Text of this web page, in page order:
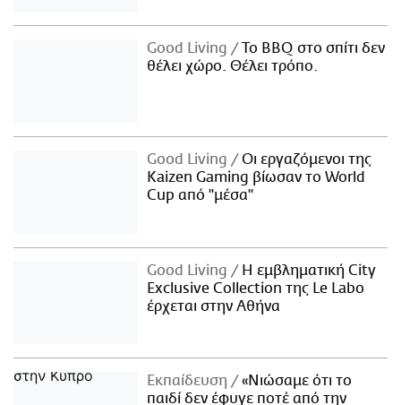
Good Living
Το BBQ στο σπίτι δεν
θέλει χώρο. Θέλει τρόπο.
Good Living
Οι εργαζόμενοι της
Kaizen Gaming βίωσαν το World
Cup από "μέσα"
Good Living
Η εμβληματική City
Exclusive Collection της Le Labo
έρχεται στην Αθήνα
Εκπαίδευση
«Νιώσαμε ότι το
παιδί δεν έφυγε ποτέ από την